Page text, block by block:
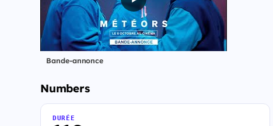
Bande-annonce
Numbers
DURÉE